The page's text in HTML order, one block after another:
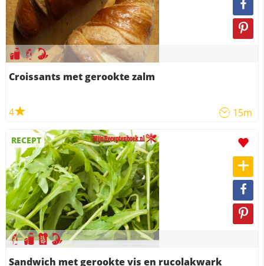
Croissants met gerookte zalm
4 15m
RECEPT
Sandwich met gerookte vis en rucolakwark